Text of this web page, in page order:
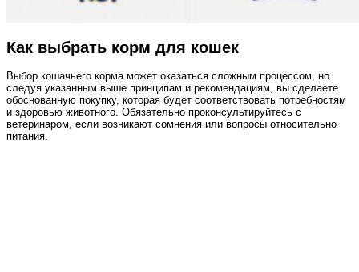
Как выбрать корм для кошек
Выбор кошачьего корма может оказаться сложным процессом, но
следуя указанным выше принципам и рекомендациям, вы сделаете
обоснованную покупку, которая будет соответствовать потребностям
и здоровью животного. Обязательно проконсультируйтесь с
ветеринаром, если возникают сомнения или вопросы относительно
питания.